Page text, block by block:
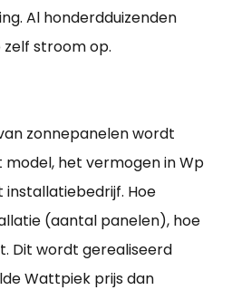
Al honderdduizenden
stroom op.
zonnepanelen wordt
het vermogen in Wp
Hoe
(aantal panelen), hoe
Dit wordt gerealiseerd
Wattpiek prijs dan